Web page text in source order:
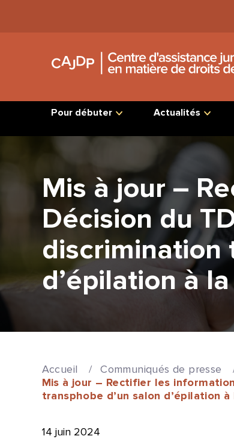
Pour débuter
Actualités
Mis à jour –
Décision du
discrimination
d’épilation à
Accueil / Communiqués de presse
Mis à jour – Rectifier les
transphobe d’un salon d’épilation à
14 juin 2024